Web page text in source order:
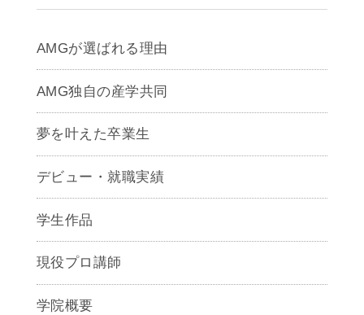
AMGが選ばれる理由
AMG独自の産学共同
夢を叶えた卒業生
デビュー・就職実績
学生作品
現役プロ講師
学院概要